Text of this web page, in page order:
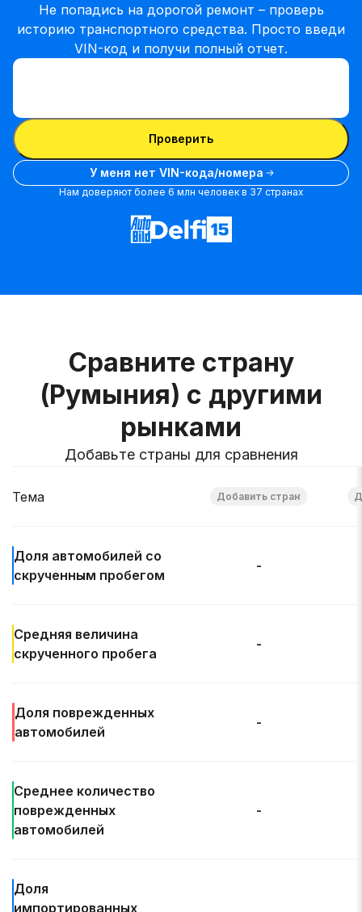
Не попадись на дорогой ремонт – проверь
историю транспортного средства. Просто введи
VIN-код и получи полный отчет.
Ввести VIN-код
Ввести VIN-код
Проверить
У меня нет VIN-кода/номера
Нам доверяют более 6 млн человек в 37 странах
Сравните страну
(Румыния) с другими
рынками
Добавьте страны для сравнения
Тема
Доля автомобилей со
скрученным пробегом
-
Средняя величина
скрученного пробега
-
Доля поврежденных
автомобилей
-
Среднее количество
поврежденных
автомобилей
-
Доля
импортированных